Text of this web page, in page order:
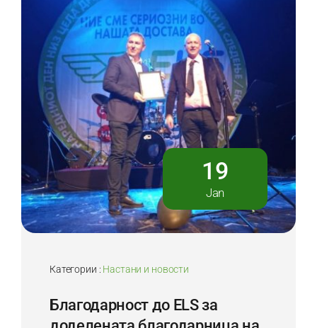
19
Jan
Категории : Настани и новости
Благодарност до ELS за